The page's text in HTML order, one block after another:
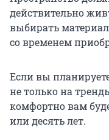
действительно
выбирать
со временем
Если вы
не только на
комфортно вам
или десять лет.